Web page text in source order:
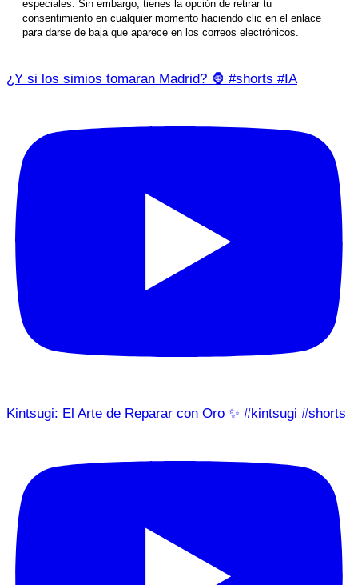
especiales. Sin embargo, tienes la opción de retirar tu
consentimiento en cualquier momento haciendo clic en el enlace
para darse de baja que aparece en los correos electrónicos.
¿Y si los simios tomaran Madrid? 🦍 #shorts #IA
Kintsugi: El Arte de Reparar con Oro ✨ #kintsugi #shorts